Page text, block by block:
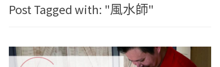
Post Tagged with: "風水師"